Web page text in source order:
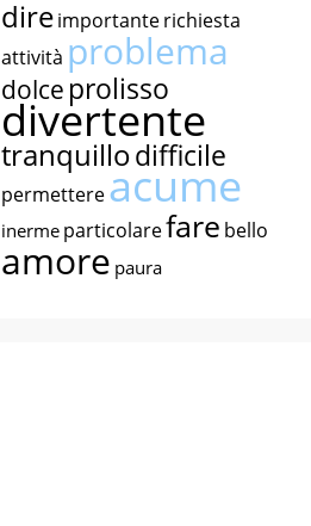
direimportanterichiesta
attività problema
dolce prolisso
divertente
tranquillodifficile
permettereacume
inerme particolarefare bello
amore paura